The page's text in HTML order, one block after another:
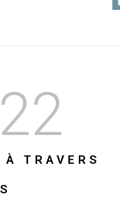
TRAVERS
22